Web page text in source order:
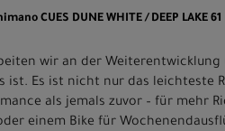
CUES DUNE WHITE / DEEP LAKE 61
wir an der
ist. Es ist nicht nur das leichteste
als jemals zuvor – für mehr
einem Bike für